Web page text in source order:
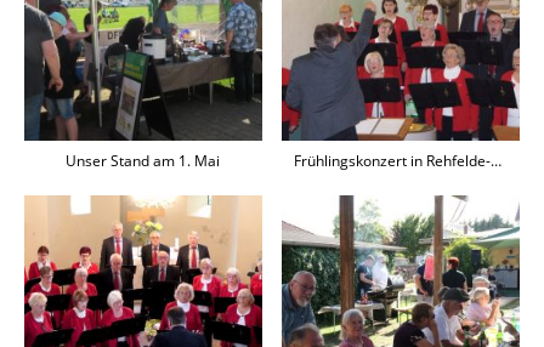
Unser Stand am 1. Mai Frühlingskonzert in Rehfelde-Dorf